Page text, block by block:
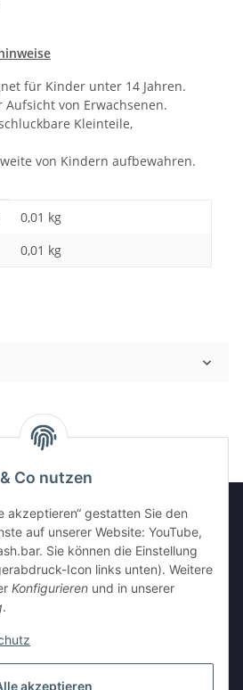
akzeptieren
Co nutzen
akzeptieren“ gestatten Sie den
auf unserer Website: YouTube,
Sie können die Einstellung
Icon links unten). Weitere
Konfigurieren und in unserer
.
für Kinder unter 14 Jahren.
von Erwachsenen.
Kleinteile,
von Kindern aufbewahren.
0,01 kg
0,01 kg
widerrufen